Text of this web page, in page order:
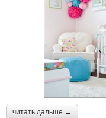
читать дальше →